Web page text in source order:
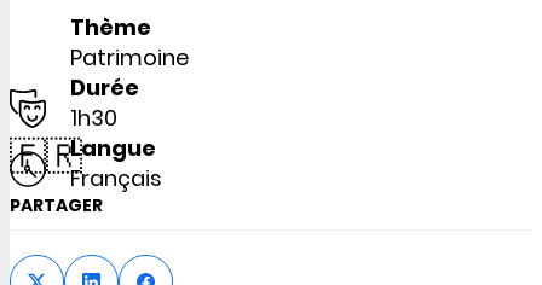
Thème
Patrimoine
Durée
1h30
🇫🇷Langue
Français
PARTAGER